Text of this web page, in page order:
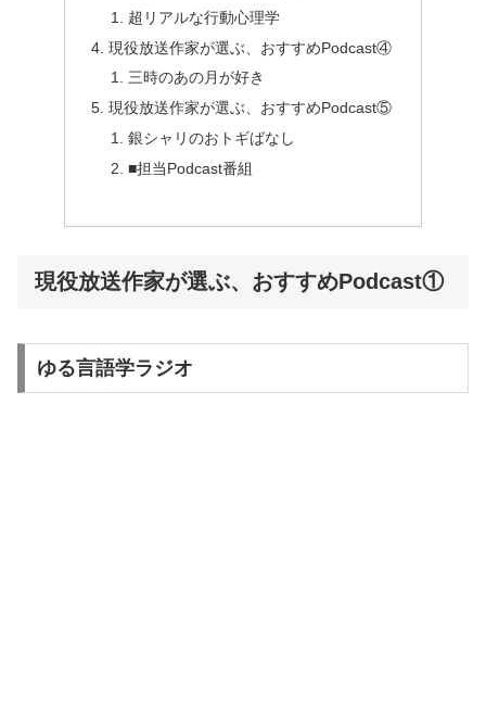
超リアルな行動心理学
現役放送作家が選ぶ、おすすめPodcast④
三時のあの月が好き
現役放送作家が選ぶ、おすすめPodcast⑤
銀シャリのおトギばなし
■担当Podcast番組
現役放送作家が選ぶ、おすすめPodcast①
ゆる言語学ラジオ